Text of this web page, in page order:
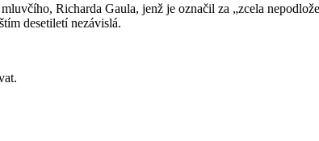
Richarda Gaula, jenž je označil za „zcela
desetiletí nezávislá.